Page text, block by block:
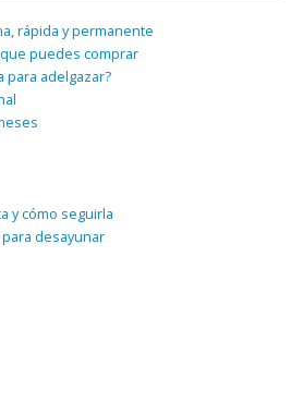
rápida y permanente
puedes comprar
para adelgazar?
y cómo seguirla
desayunar